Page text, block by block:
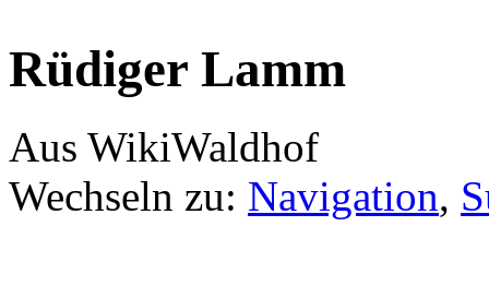
Rüdiger Lamm
Aus WikiWaldhof
Wechseln zu: Navigation,